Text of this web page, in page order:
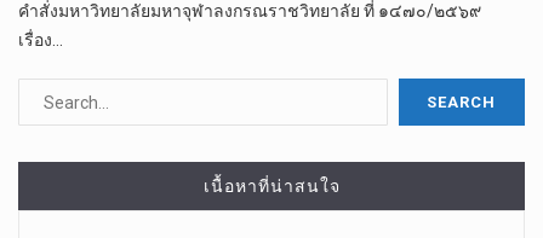
คำสั่งมหาวิทยาลัยมหาจุฬาลงกรณราชวิทยาลัย ที่ ๑๔๗๐/๒๕๖๙
เรื่อง…
เนื้อหาที่น่าสนใจ